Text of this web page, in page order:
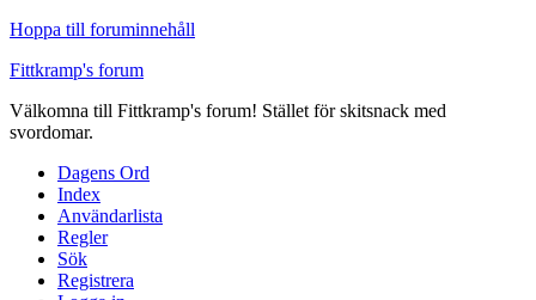
Hoppa till foruminnehåll
Fittkramp's forum
Välkomna till Fittkramp's forum! Stället för skitsnack med
svordomar.
Dagens Ord
Index
Användarlista
Regler
Sök
Registrera